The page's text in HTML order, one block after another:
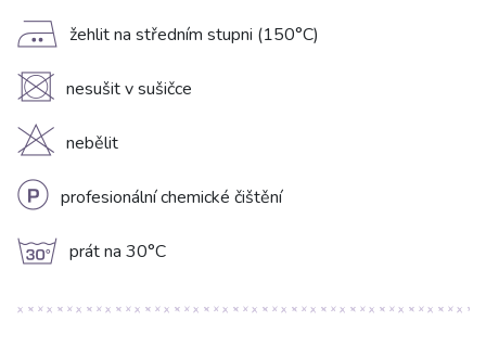
E žehlit na středním stupni (150°C)
U nesušit v sušičce
H nebělit
L profesionální chemické čištění
g prát na 30°C